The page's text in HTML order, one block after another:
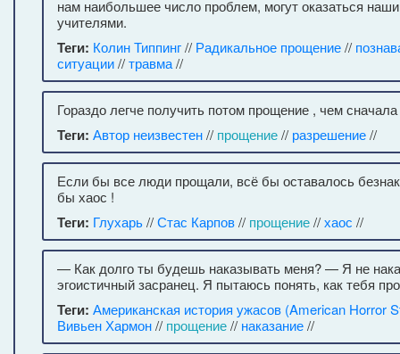
нам наибольшее число проблем, могут оказаться
учителями.
Теги: Колин Типпинг// Радикальное прощение//
ситуации//травма//
Гораздо легче получить потом прощение , чем
Теги: Автор неизвестен// прощение// разрешение//
Если бы все люди прощали, всё бы оставалось
бы хаос !
Теги: Глухарь//Стас Карпов// прощение//хаос //
— Как долго ты будешь наказывать меня? — Я не
эгоистичный засранец. Я пытаюсь понять, как тебя
Теги: Американская история ужасов (American Horror
Вивьен Хармон// прощение// наказание//